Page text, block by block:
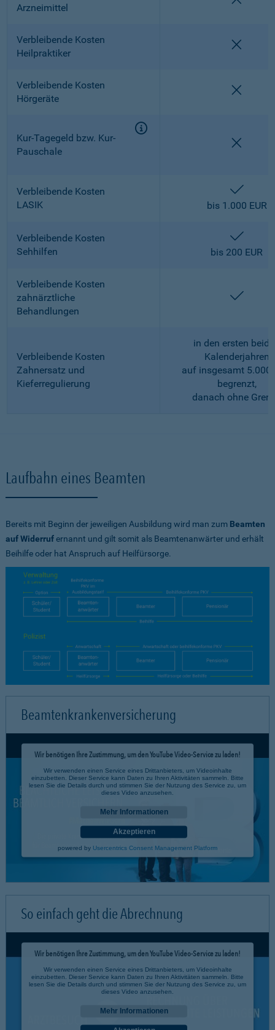
Arzneimittel
Verbleibende Kosten
Heilpraktiker
Verbleibende Kosten
Hörgeräte
Kur-Tagegeld bzw. Kur-
Pauschale
Verbleibende Kosten
LASIK
bis 1.000 EUR
Verbleibende Kosten
Sehhilfen
bis 200 EUR
Verbleibende Kosten
zahnärztliche
Behandlungen
Verbleibende Kosten
Zahnersatz und
Kieferregulierung
in den ersten
Kalenderjahren
auf insgesamt 5.000
begrenzt,
danach ohne
Laufbahn eines Beamten
Bereits mit Beginn der jeweiligen Ausbildung wird man zum Beamten
auf Widerrufernannt und gilt somit als Beamtenanwärter und erhält
Beihilfe oder hat Anspruch auf Heilfürsorge.
Beamtenkrankenversicherung
Wir benötigen Ihre Zustimmung, um den YouTube Video-Service zu laden!
Wir verwenden einen Service eines Drittanbieters, um Videoinhalte
einzubetten. Dieser Service kann Daten zu Ihren Aktivitäten sammeln. Bitte
lesen Sie die Details durch und stimmen Sie der Nutzung des Service zu, um
dieses Video anzusehen.
Mehr Informationen
Akzeptieren
powered by Usercentrics Consent Management Platform
So einfach geht die Abrechnung
Wir benötigen Ihre Zustimmung, um den YouTube Video-Service zu laden!
Wir verwenden einen Service eines Drittanbieters, um Videoinhalte
einzubetten. Dieser Service kann Daten zu Ihren Aktivitäten sammeln. Bitte
lesen Sie die Details durch und stimmen Sie der Nutzung des Service zu, um
dieses Video anzusehen.
Mehr Informationen